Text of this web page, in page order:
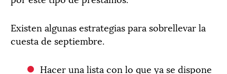
Existen algunas estrategias para sobrellevar la
cuesta de septiembre.
Hacer una lista con lo que ya se dispone